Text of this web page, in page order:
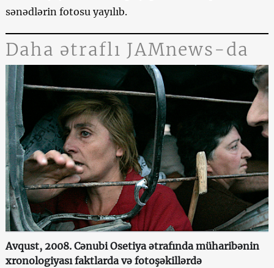
sənədlərin fotosu yayılıb.
Daha ətraflı JAMnews-da
Avqust, 2008. Cənubi Osetiya ətrafında müharibənin
xronologiyası faktlarda və fotoşəkillərdə